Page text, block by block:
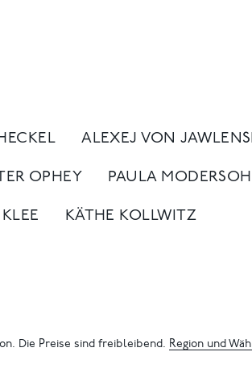
ALEXEJ VON
OPHEY PAULA
KÄTHE KOLLWITZ
Die Preise sind freibleibend. Region und